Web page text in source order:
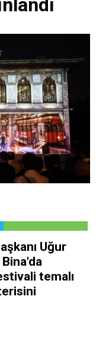
Uğur
temalı